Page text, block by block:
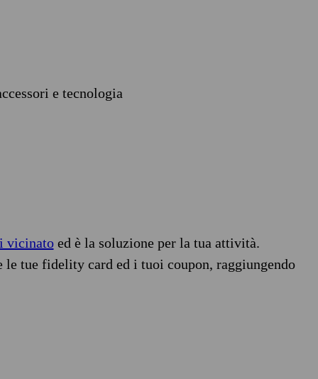
e tecnologia
vicinatoed è la soluzione per la tua attività.
tue fidelity card ed i tuoi coupon, raggiungendo